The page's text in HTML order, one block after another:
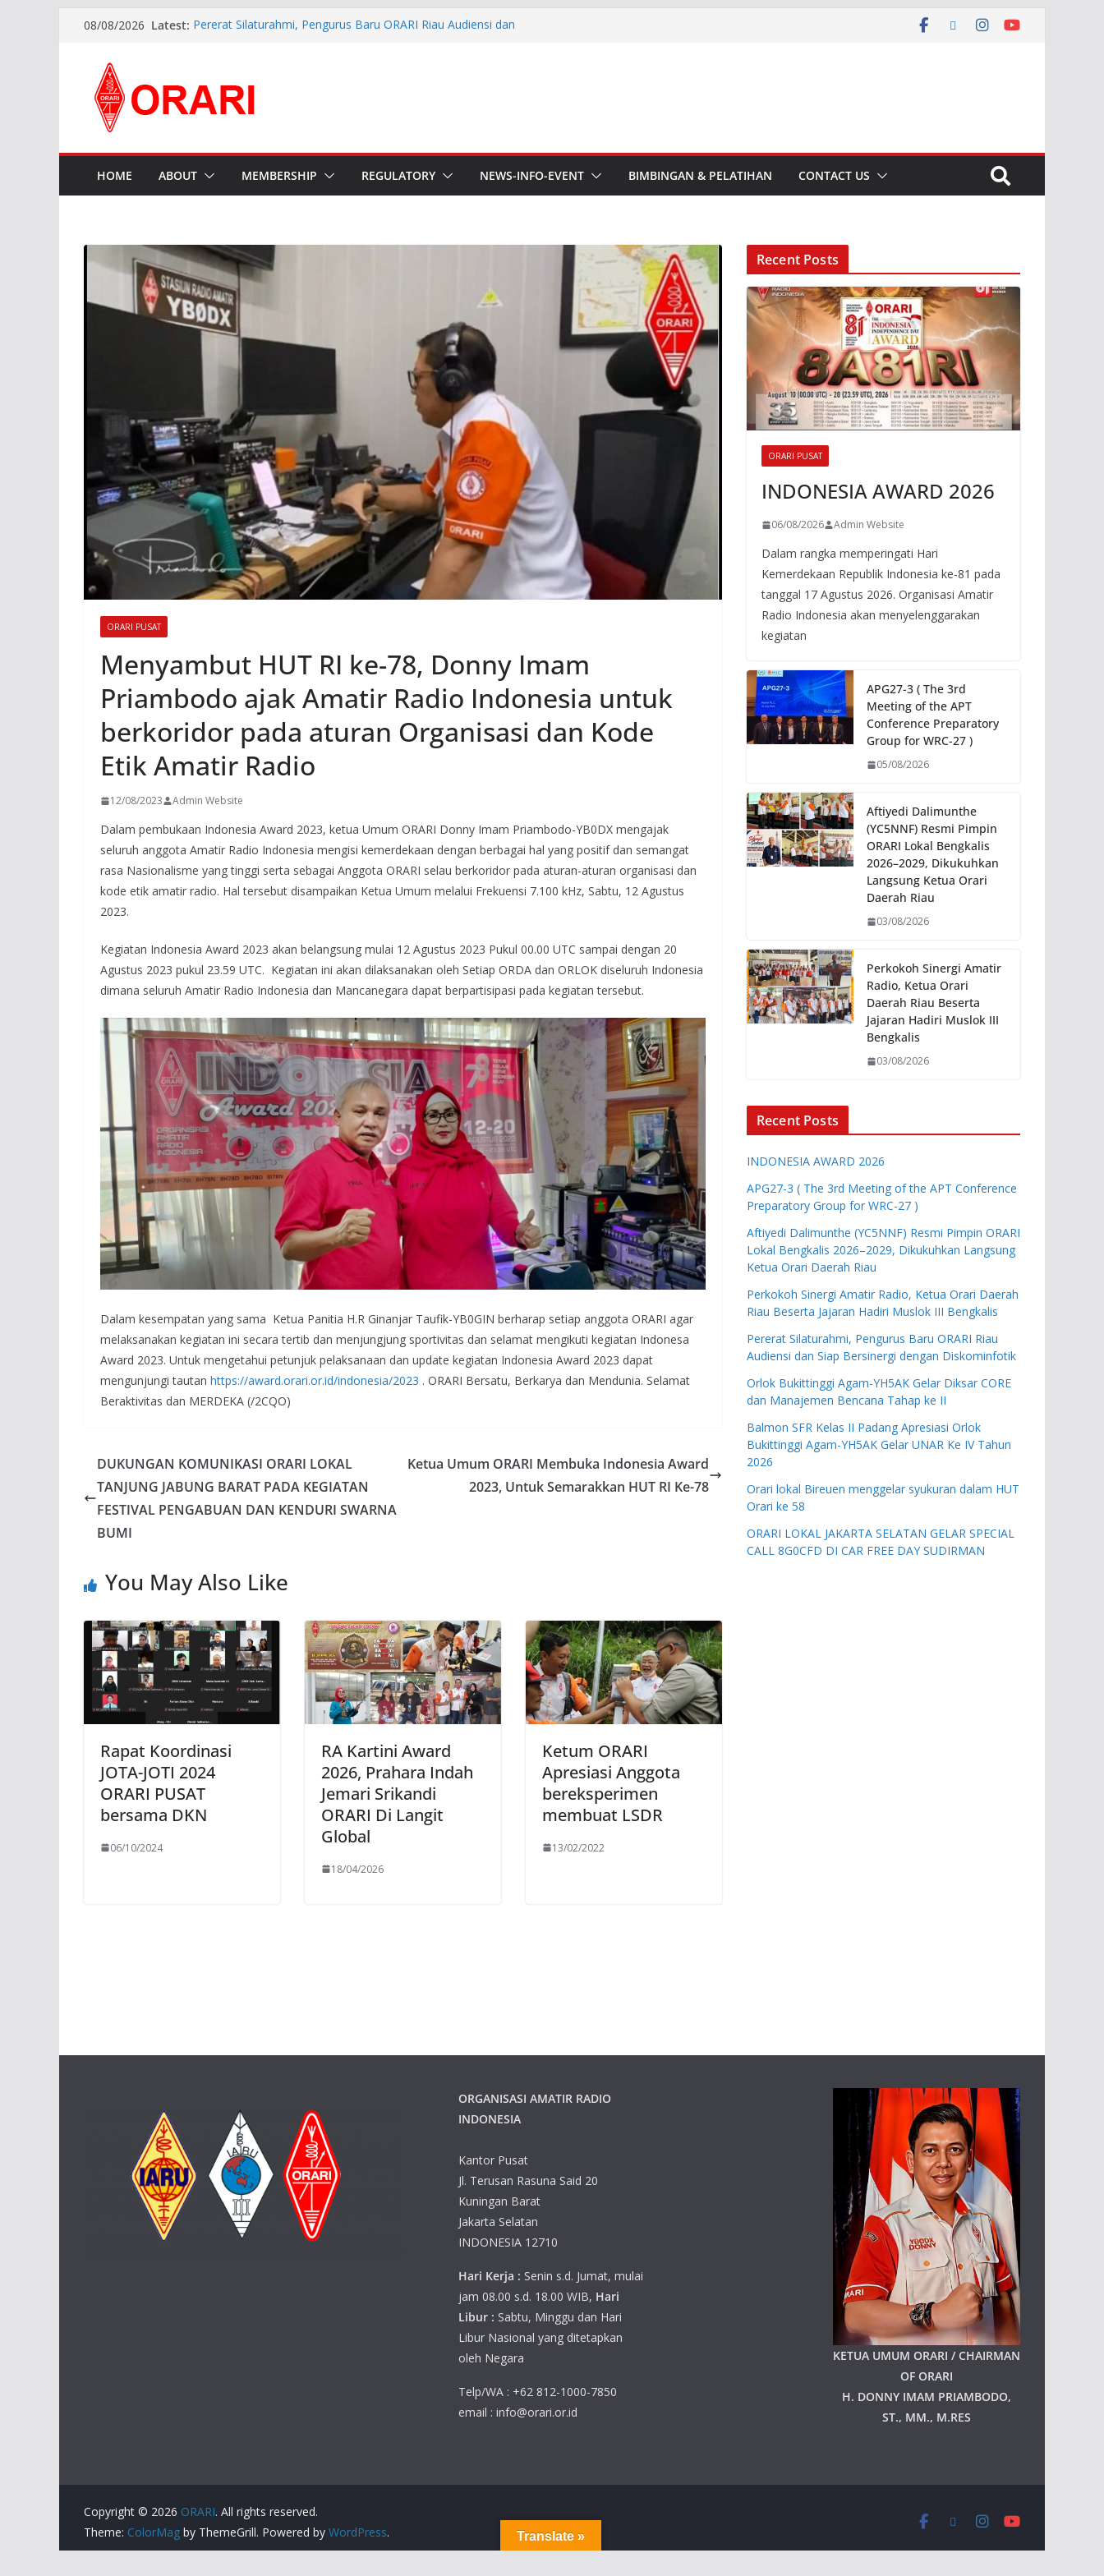
08/08/2026 Latest: Pererat Silaturahmi, Pengurus Baru ORARI Riau Audiensi dan
Preparatory Group for WRC-27 )
Aftiyedi Dalimunthe (YC5NNF) Resmi Pimpin ORARI Lokal
Perkokoh Sinergi Amatir Radio, Ketua Orari Daerah Riau
Beserta Jajaran Hadiri Muslok III Bengkalis
HOME ABOUT MEMBERSHIP REGULATORY NEWS-INFO-EVENT BIMBINGAN & PELATIHAN CONTACT US
ORARI PUSAT
Menyambut HUT RI ke-78, Donny Imam
Priambodo ajak Amatir Radio Indonesia untuk
berkoridor pada aturan Organisasi dan Kode
Etik Amatir Radio
12/08/2023 Admin Website
Dalam pembukaan Indonesia Award 2023, ketua Umum ORARI Donny Imam Priambodo-YB0DX mengajak
seluruh anggota Amatir Radio Indonesia mengisi kemerdekaan dengan berbagai hal yang positif dan semangat
rasa Nasionalisme yang tinggi serta sebagai Anggota ORARI selau berkoridor pada aturan-aturan organisasi dan
kode etik amatir radio. Hal tersebut disampaikan Ketua Umum melalui Frekuensi 7.100 kHz, Sabtu, 12 Agustus
2023.
Kegiatan Indonesia Award 2023 akan belangsung mulai 12 Agustus 2023 Pukul 00.00 UTC sampai dengan 20
Agustus 2023 pukul 23.59 UTC. Kegiatan ini akan dilaksanakan oleh Setiap ORDA dan ORLOK diseluruh Indonesia
dimana seluruh Amatir Radio Indonesia dan Mancanegara dapat berpartisipasi pada kegiatan tersebut.
Dalam kesempatan yang sama Ketua Panitia H.R Ginanjar Taufik-YB0GIN berharap setiap anggota ORARI agar
melaksanakan kegiatan ini secara tertib dan menjungjung sportivitas dan selamat mengikuti kegiatan Indonesa
Award 2023. Untuk mengetahui petunjuk pelaksanaan dan update kegiatan Indonesia Award 2023 dapat
mengunjungi tautan https://award.orari.or.id/indonesia/2023 . ORARI Bersatu, Berkarya dan Mendunia. Selamat
Beraktivitas dan MERDEKA (/2CQO)
DUKUNGAN KOMUNIKASI ORARI LOKAL
TANJUNG JABUNG BARAT PADA KEGIATAN
FESTIVAL PENGABUAN DAN KENDURI SWARNA
BUMI
Ketua Umum ORARI Membuka Indonesia Award
2023, Untuk Semarakkan HUT RI Ke-78
You May Also Like
Rapat Koordinasi
JOTA-JOTI 2024
ORARI PUSAT
bersama DKN
06/10/2024
RA Kartini Award
2026, Prahara Indah
Jemari Srikandi
ORARI Di Langit
Global
18/04/2026
Ketum ORARI
Apresiasi Anggota
bereksperimen
membuat LSDR
13/02/2022
Recent Posts
ORARI PUSAT
INDONESIA AWARD 2026
06/08/2026 Admin Website
Dalam rangka memperingati Hari
Kemerdekaan Republik Indonesia ke-81 pada
tanggal 17 Agustus 2026. Organisasi Amatir
Radio Indonesia akan menyelenggarakan
kegiatan
APG27-3 ( The 3rd
Meeting of the APT
Conference Preparatory
Group for WRC-27 )
05/08/2026
Aftiyedi Dalimunthe
(YC5NNF) Resmi Pimpin
ORARI Lokal Bengkalis
2026–2029, Dikukuhkan
Langsung Ketua Orari
Daerah Riau
03/08/2026
Perkokoh Sinergi Amatir
Radio, Ketua Orari
Daerah Riau Beserta
Jajaran Hadiri Muslok III
Bengkalis
03/08/2026
Recent Posts
INDONESIA AWARD 2026
APG27-3 ( The 3rd Meeting of the APT Conference
Preparatory Group for WRC-27 )
Aftiyedi Dalimunthe (YC5NNF) Resmi Pimpin ORARI
Lokal Bengkalis 2026–2029, Dikukuhkan Langsung
Ketua Orari Daerah Riau
Perkokoh Sinergi Amatir Radio, Ketua Orari Daerah
Riau Beserta Jajaran Hadiri Muslok III Bengkalis
Pererat Silaturahmi, Pengurus Baru ORARI Riau
Audiensi dan Siap Bersinergi dengan Diskominfotik
Orlok Bukittinggi Agam-YH5AK Gelar Diksar CORE
dan Manajemen Bencana Tahap ke II
Balmon SFR Kelas II Padang Apresiasi Orlok
Bukittinggi Agam-YH5AK Gelar UNAR Ke IV Tahun
2026
Orari lokal Bireuen menggelar syukuran dalam HUT
Orari ke 58
ORARI LOKAL JAKARTA SELATAN GELAR SPECIAL
CALL 8G0CFD DI CAR FREE DAY SUDIRMAN
ORGANISASI AMATIR RADIO
INDONESIA
Kantor Pusat
Jl. Terusan Rasuna Said 20
Kuningan Barat
Jakarta Selatan
INDONESIA 12710
Hari Kerja : Senin s.d. Jumat, mulai
jam 08.00 s.d. 18.00 WIB, Hari
Libur : Sabtu, Minggu dan Hari
Libur Nasional yang ditetapkan
oleh Negara
Telp/WA : +62 812-1000-7850
email : info@orari.or.id
KETUA UMUM ORARI / CHAIRMAN
OF ORARI
H. DONNY IMAM PRIAMBODO,
ST., MM., M.RES
Copyright © 2026 ORARI. All rights reserved.
Theme: ColorMag by ThemeGrill. Powered by WordPress. Translate »